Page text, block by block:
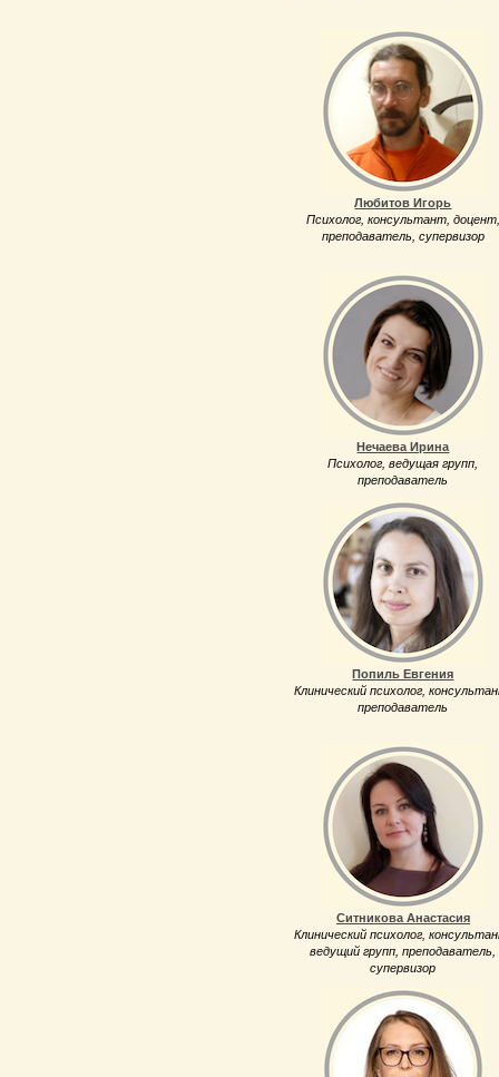
Любитов Игорь
Психолог, консультант, доцент,
преподаватель, супервизор
Нечаева Ирина
Психолог, ведущая групп,
преподаватель
Попиль Евгения
Клинический психолог,
преподаватель
Ситникова Анастасия
Клинический психолог,
ведущий групп, преподаватель,
супервизор